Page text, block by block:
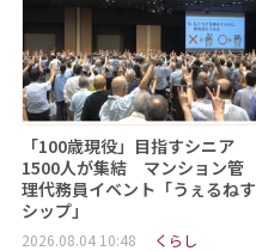
「100歳現役」目指すシニア
1500人が集結 マンション管
理代務員イベント「うぇるねす
シップ」
2026.08.04 10:48 くらし